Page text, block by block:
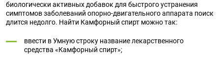
биологически активных добавок для быстрого устранения
симптомов заболеваний опорно-двигательного аппарата поиск
длится недолго. Найти Камфорный спирт можно так:
ввести в Умную строку название лекарственного
средства «Камфорный спирт»;